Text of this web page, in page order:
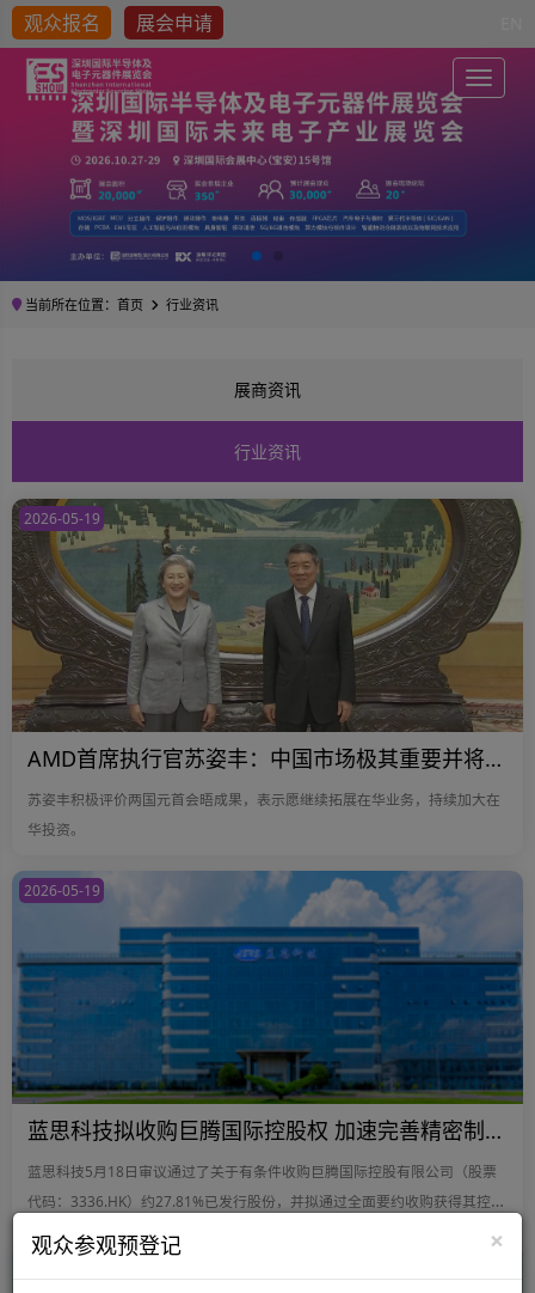
观众报名 展会申请
当前所在位置： 首页 行业资讯
展商资讯
行业资讯
AMD首席执行官苏姿丰：中国市场极其重要并将持续加大在华投资
苏姿丰积极评价两国元首会晤成果，表示愿继续拓展在华业务，持续加大在
华投资。
2026-05-19
蓝思科技拟收购巨腾国际控股权 加速完善精密制造全球布局
蓝思科技5月18日审议通过了关于有条件收购巨腾国际控股有限公司（股票
代码：3336.HK）约27.81%已发行股份，并拟通过全面要约收购获得其控股
权的议案。
2026-05-19
2026-05-19
×
观众参观预登记